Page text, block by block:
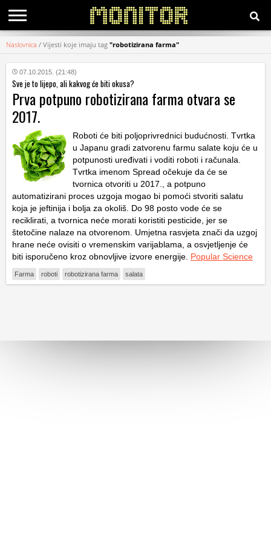
KATEGORIJE
HRVATSKI
WEB
Naslovnica / Vijesti koje imaju tag "robotizirana farma"
07.10.2015. (21:48)
Sve je to lijepo, ali kakvog će biti okusa?
Prva potpuno robotizirana farma otvara se
2017.
Roboti će biti poljoprivrednici budućnosti. Tvrtka
u Japanu gradi zatvorenu farmu salate koju će u
potpunosti uređivati i voditi roboti i računala.
Tvrtka imenom Spread očekuje da će se
tvornica otvoriti u 2017., a potpuno
automatizirani proces uzgoja mogao bi pomoći stvoriti salatu
koja je jeftinija i bolja za okoliš. Do 98 posto vode će se
reciklirati, a tvornica neće morati koristiti pesticide, jer se
štetočine nalaze na otvorenom. Umjetna rasvjeta znači da uzgoj
hrane neće ovisiti o vremenskim varijablama, a osvjetljenje će
biti isporučeno kroz obnovljive izvore energije. Popular Science
Farma roboti robotizirana farma salata